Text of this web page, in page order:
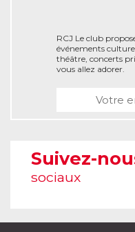
RCJ Le club
événements
théâtre, concerts
vous allez adorer.
Suivez-
sociaux